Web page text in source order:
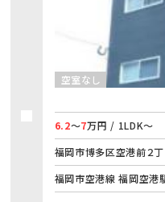
空室なし
6.2～7万円 / 1LDK～
福岡市博多区空港前２
福岡市空港線 福岡空港